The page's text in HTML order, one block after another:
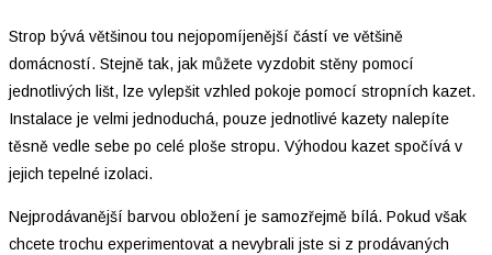
Strop bývá většinou tou nejopomíjenější částí ve většině
domácností. Stejně tak, jak můžete vyzdobit stěny pomocí
jednotlivých lišt, lze vylepšit vzhled pokoje pomocí stropních kazet.
Instalace je velmi jednoduchá, pouze jednotlivé kazety nalepíte
těsně vedle sebe po celé ploše stropu. Výhodou kazet spočívá v
jejich tepelné izolaci.
Nejprodávanější barvou obložení je samozřejmě bílá. Pokud však
chcete trochu experimentovat a nevybrali jste si z prodávaných